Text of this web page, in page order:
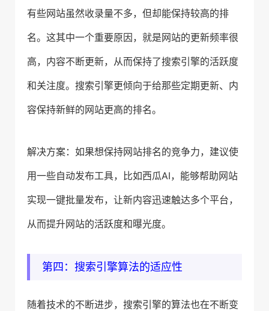
有些网站虽然收录量不多，但却能保持较高的排
名。这其中一个重要原因，就是网站的更新频率很
高，内容不断更新，从而保持了搜索引擎的活跃度
和关注度。搜索引擎更倾向于给那些定期更新、内
容保持新鲜的网站更高的排名。
解决方案：如果想保持网站排名的竞争力，建议使
用一些自动发布工具，比如西瓜AI，能够帮助网站
实现一键批量发布，让新内容迅速触达多个平台，
从而提升网站的活跃度和曝光度。
第四：搜索引擎算法的适应性
随着技术的不断进步，搜索引擎的算法也在不断变